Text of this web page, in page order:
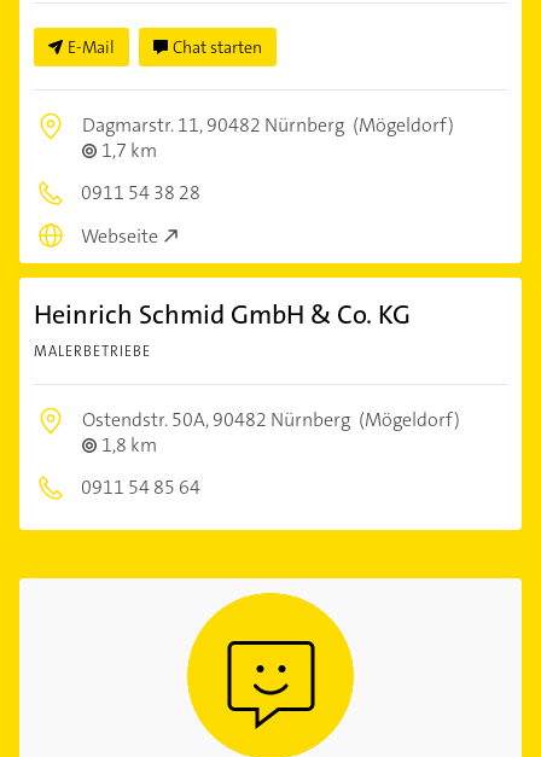
E-Mail Chat starten
Dagmarstr. 11,90482 Nürnberg (Mögeldorf)
1,7 km
0911 54 38 28
Webseite
Heinrich Schmid GmbH & Co. KG
MALERBETRIEBE
Ostendstr. 50A,90482 Nürnberg (Mögeldorf)
1,8 km
0911 54 85 64